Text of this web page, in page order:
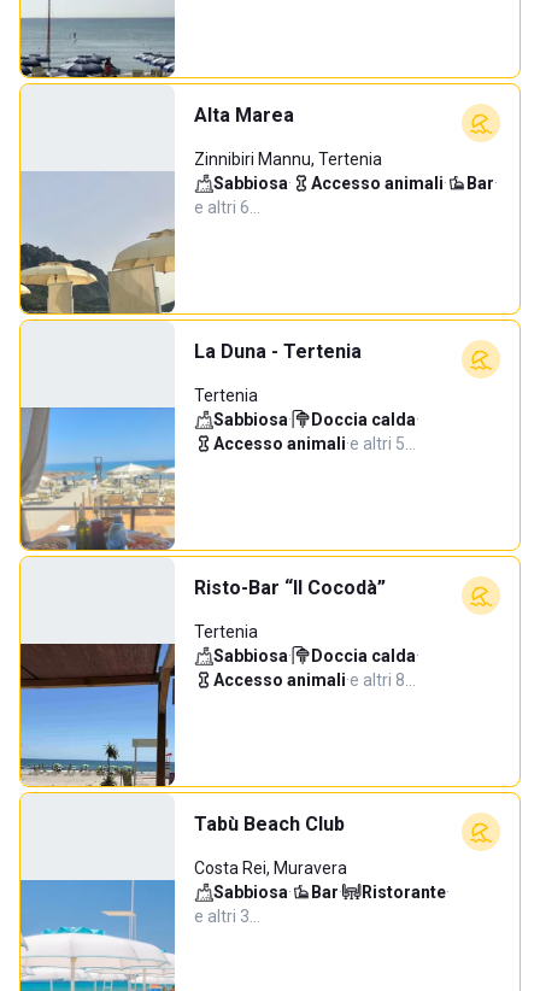
Alta Marea
Zinnibiri Mannu, Tertenia
Sabbiosa· Accesso animali· Bar·
e altri 6…
La Duna - Tertenia
Tertenia
Sabbiosa· Doccia calda·
Accesso animali·e altri 5…
Risto-Bar “Il Cocodà”
Tertenia
Sabbiosa· Doccia calda·
Accesso animali·e altri 8…
Tabù Beach Club
Costa Rei, Muravera
Sabbiosa· Bar· Ristorante·
e altri 3…